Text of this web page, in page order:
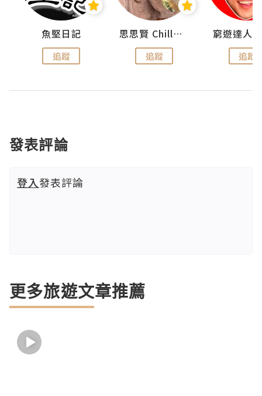
魚堅日記
追蹤
思思賢 ChillMyBabe
追蹤 追蹤
發表評論
登入發表評論
更多旅遊文章推薦